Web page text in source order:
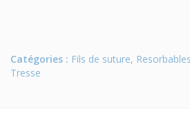
Catégories : Fils de suture, Resorbables
Tresse